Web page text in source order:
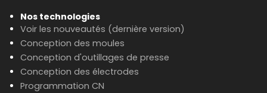
Nos technologies
Voir les nouveautés (dernière version)
Conception des moules
Conception d'outillages de presse
Conception des électrodes
Programmation CN